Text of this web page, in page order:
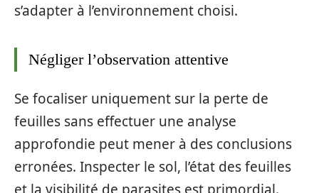
s’adapter à l’environnement choisi.
Négliger l’observation attentive
Se focaliser uniquement sur la perte de
feuilles sans effectuer une analyse
approfondie peut mener à des conclusions
erronées. Inspecter le sol, l’état des feuilles